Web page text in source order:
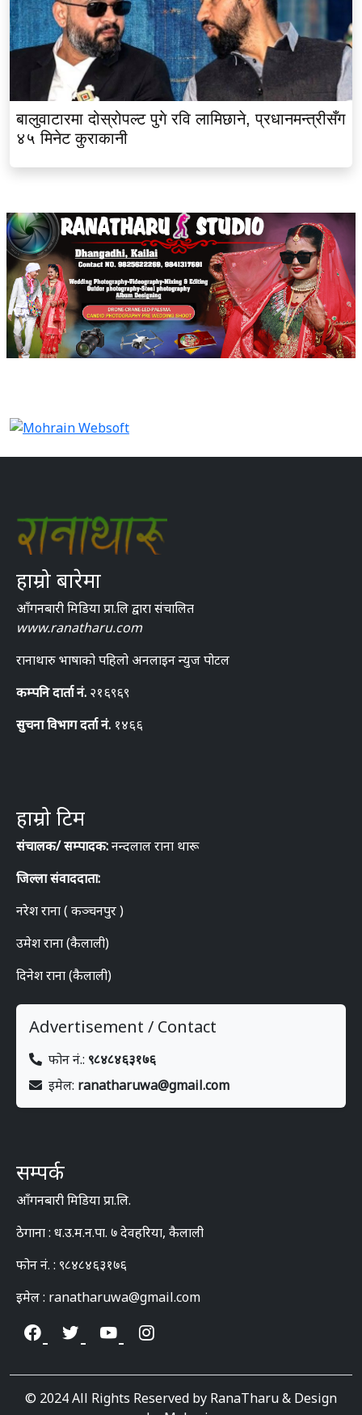
बालुवाटारमा दोस्रोपल्ट पुगे रवि लामिछाने, प्रधानमन्त्रीसँग
४५ मिनेट कुराकानी
हाम्रो बारेमा
आँगनबारी मिडिया प्रा.लि द्वारा संचालित
www.ranatharu.com
रानाथारु भाषाको पहिलो अनलाइन न्युज पोटल
कम्पनि दार्ता नं. २१६९६९
सुचना विभाग दर्ता नं. १४६६
हाम्रो टिम
संचालक/ सम्पादक:नन्दलाल राना थारू
जिल्ला संवाददाता:
नरेश राना ( कञ्चनपुर )
उमेश राना (कैलाली)
दिनेश राना (कैलाली)
Advertisement / Contact
फोन नं.: ९८४८४६३१७६
इमेल: ranatharuwa@gmail.com
सम्पर्क
आँगनबारी मिडिया प्रा.लि.
ठेगाना : ध.उ.म.न.पा. ७ देवहरिया, कैलाली
फोन नं. : ९८४८४६३१७६
इमेल : ranatharuwa@gmail.com
© 2024 All Rights Reserved by RanaTharu & Design